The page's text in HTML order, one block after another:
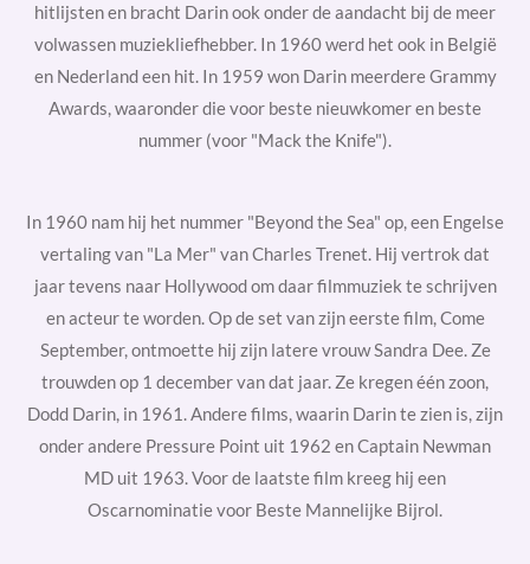
hitlijsten en bracht Darin ook onder de aandacht bij de meer
volwassen muziekliefhebber. In 1960 werd het ook in België
en Nederland een hit. In 1959 won Darin meerdereGrammy
Awards, waaronder die voor beste nieuwkomer en beste
nummer (voor "Mack the Knife").
In 1960 nam hij het nummer "Beyond the Sea" op, een Engelse
vertaling van "La Mer" vanCharles Trenet. Hij vertrok dat
jaar tevens naar Hollywoodom daar filmmuziek te schrijven
en acteur te worden. Op de set van zijn eerste film,Come
September, ontmoette hij zijn latere vrouwSandra Dee. Ze
trouwden op 1 decembervan dat jaar. Ze kregen één zoon,
Dodd Darin, in 1961. Andere films, waarin Darin te zien is, zijn
onder andere Pressure Point uit 1962 enCaptain Newman
MD uit 1963. Voor de laatste film kreeg hij een
Oscarnominatie voor Beste Mannelijke Bijrol.